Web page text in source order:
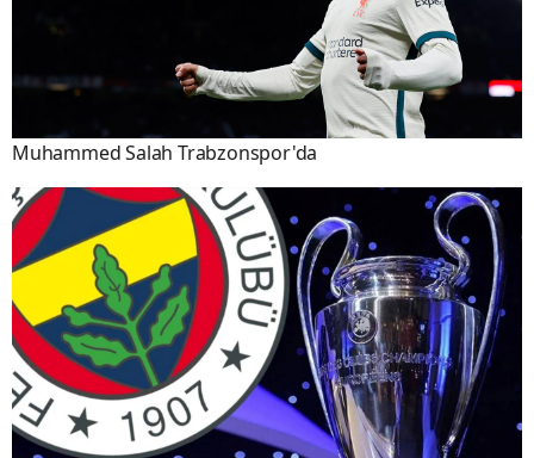
Muhammed Salah Trabzonspor'da